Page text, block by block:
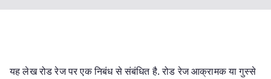
यह लेख रोड रेज पर एक निबंध से संबंधित है. रोड रेज आक्रामक या गुस्से